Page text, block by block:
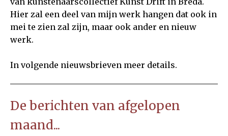
Hier zal een deel van mijn werk hangen dat ook in
mei te zien zal zijn, maar ook ander en nieuw
werk.
In volgende nieuwsbrieven meer details.
De berichten van afgelopen
maand...